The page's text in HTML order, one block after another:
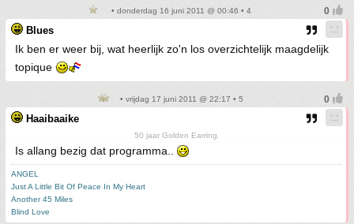
• donderdag 16 juni 2011 @ 00:46 • 4
Blues
Ik ben er weer bij, wat heerlijk zo'n los overzichtelijk maagdelijk
topique
• vrijdag 17 juni 2011 @ 22:17 • 5
Haaibaaike
50 jaar Golden Earring.
Is allang bezig dat programma..
ANGEL
Just A Little Bit Of Peace In My Heart
Another 45 Miles
Blind Love